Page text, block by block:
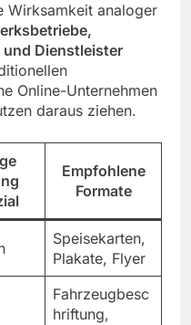
Wirksamkeit analoger
und Dienstleister
Online-Unternehmen
daraus ziehen.
Empfohlene
Formate
Speisekarten,
Plakate, Flyer
Fahrzeugbesc
hriftung,